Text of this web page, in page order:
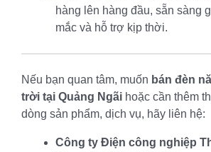
hàng lên hàng đầu, sẵn sàng
mắc và hỗ trợ kịp thời.
Nếu bạn quan tâm, muốn bán đèn
trời tại Quảng Ngãi hoặc cần thêm
dòng sản phẩm, dịch vụ, hãy liên hệ:
Công ty Điện công nghiệp